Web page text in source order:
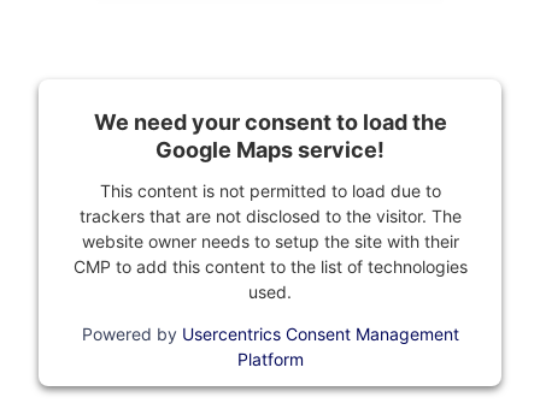
We need your consent to load the
Google Maps service!
This content is not permitted to load due to
trackers that are not disclosed to the visitor. The
website owner needs to setup the site with their
CMP to add this content to the list of technologies
used.
Powered by Usercentrics Consent Management
Platform